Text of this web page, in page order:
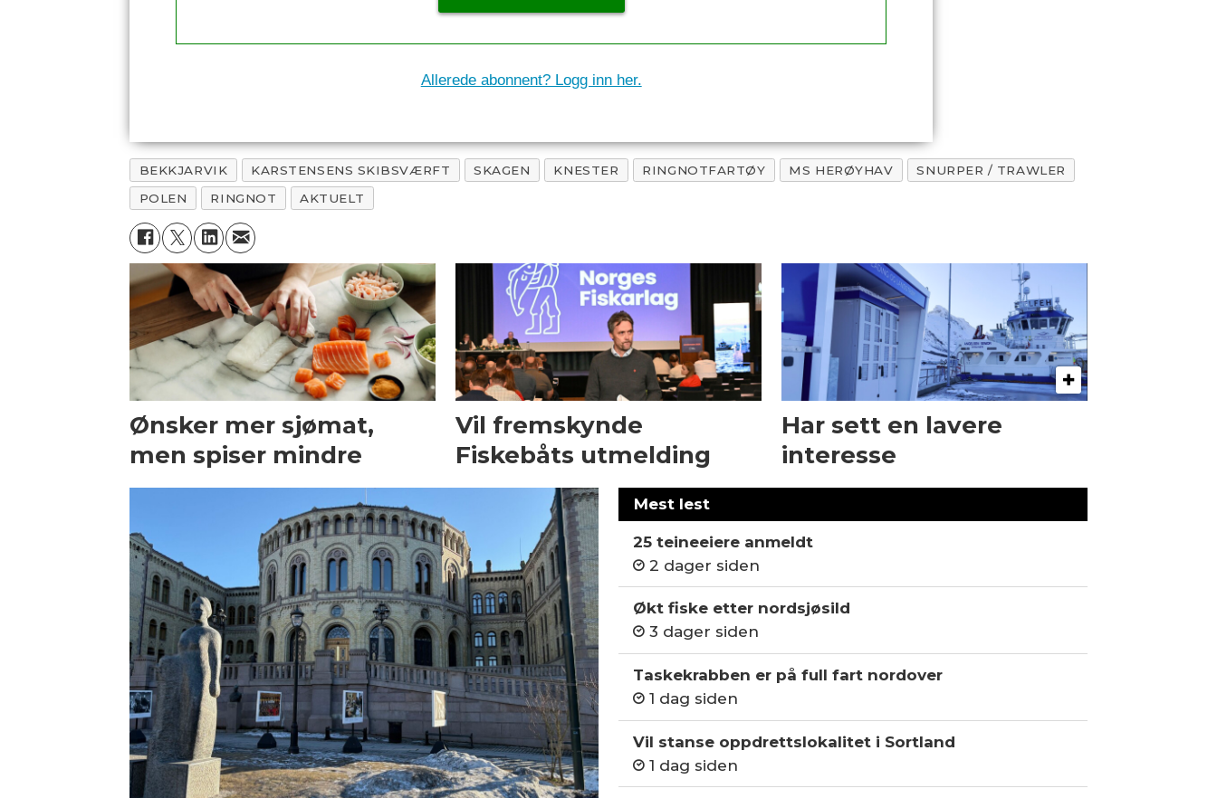
Allerede abonnent? Logg inn her.
BEKKJARVIK KARSTENSENS SKIBSVÆRFT SKAGEN KNESTER RINGNOTFARTØY MS HERØYHAV
SNURPER / TRAWLER
POLEN
RINGNOT AKTUELT
Ønsker mer sjømat,
men spiser mindre
Vil fremskynde
Fiskebåts utmelding
Har sett en lavere
interesse
Mest lest
25 teineeiere anmeldt
2 dager siden
Økt fiske etter nordsjøsild
3 dager siden
Taskekrabben er på full fart nordover
1 dag siden
Vil stanse oppdrettslokalitet i Sortland
1 dag siden